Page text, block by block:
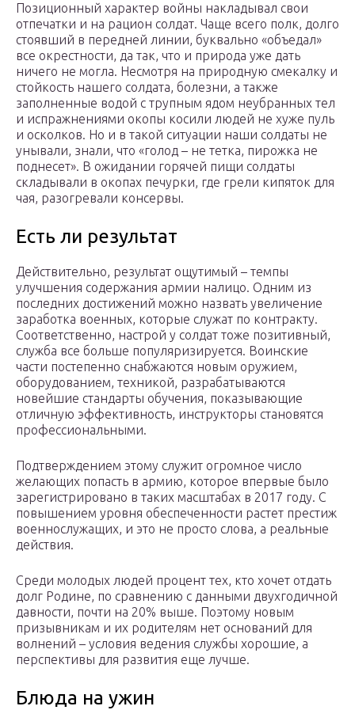
Позиционный характер войны накладывал свои
отпечатки и на рацион солдат. Чаще всего полк, долго
стоявший в передней линии, буквально «объедал»
все окрестности, да так, что и природа уже дать
ничего не могла. Несмотря на природную смекалку и
стойкость нашего солдата, болезни, а также
заполненные водой с трупным ядом неубранных тел
и испражнениями окопы косили людей не хуже пуль
и осколков. Но и в такой ситуации наши солдаты не
унывали, знали, что «голод – не тетка, пирожка не
поднесет». В ожидании горячей пищи солдаты
складывали в окопах печурки, где грели кипяток для
чая, разогревали консервы.
Есть ли результат
Действительно, результат ощутимый – темпы
улучшения содержания армии налицо. Одним из
последних достижений можно назвать увеличение
заработка военных, которые служат по контракту.
Соответственно, настрой у солдат тоже позитивный,
служба все больше популяризируется. Воинские
части постепенно снабжаются новым оружием,
оборудованием, техникой, разрабатываются
новейшие стандарты обучения, показывающие
отличную эффективность, инструкторы становятся
профессиональными.
Подтверждением этому служит огромное число
желающих попасть в армию, которое впервые было
зарегистрировано в таких масштабах в 2017 году. С
повышением уровня обеспеченности растет престиж
военнослужащих, и это не просто слова, а реальные
действия.
Среди молодых людей процент тех, кто хочет отдать
долг Родине, по сравнению с данными двухгодичной
давности, почти на 20% выше. Поэтому новым
призывникам и их родителям нет оснований для
волнений – условия ведения службы хорошие, а
перспективы для развития еще лучше.
Блюда на ужин